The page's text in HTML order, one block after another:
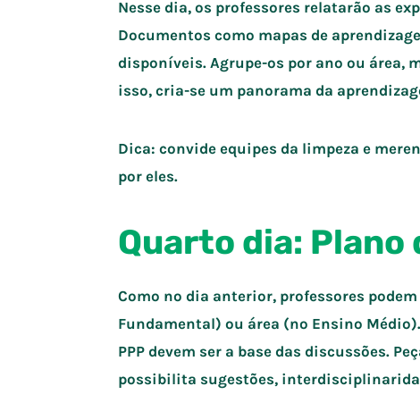
Nesse dia, os professores relatarão as
Documentos como mapas de
disponíveis. Agrupe-os por ano ou área,
isso, cria-se um panorama da
Dica: convide equipes da limpeza e
por eles.
Quarto dia: Plano
Como no dia anterior, professores
Fundamental) ou área (no Ensino
PPP devem ser a base das discussões.
possibilita sugestões,